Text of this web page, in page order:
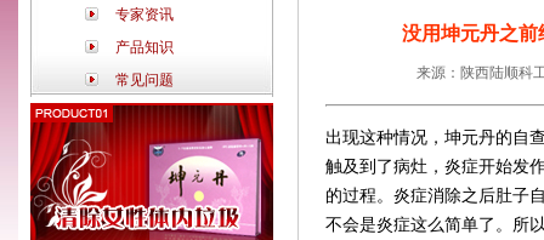
专家资讯
产品知识
常见问题
没用坤元丹之
来源：陕西陆顺科
出现这种情况，坤元丹的自
触及到了病灶，炎症开始发
的过程。炎症消除之后肚子
不会是炎症这么简单了。所